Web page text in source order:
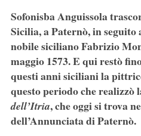
Sofonisba Anguissola
Sicilia, a Paternò, in seguito
nobile siciliano Fabrizio
maggio 1573. E qui restò
questi anni siciliani la
questo periodo che realizzò
dell’Itria, che oggi si trova
dell’Annunciata di Paternò.